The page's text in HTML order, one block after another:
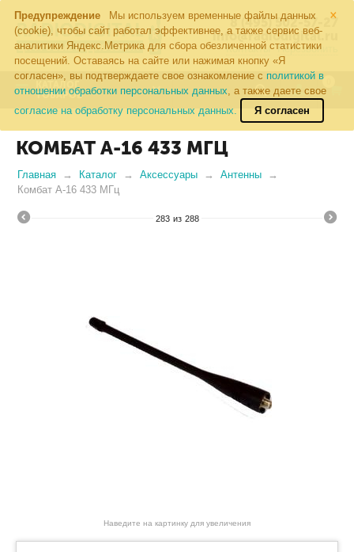
×
Предупреждение
Мы используем временные файлы данных
(cookie), чтобы сайт работал эффективнее, а также сервис веб-
аналитики Яндекс.Метрика для сбора обезличенной статистики
посещений. Оставаясь на сайте или нажимая кнопку «Я
согласен», вы подтверждаете свое ознакомление с политикой в
отношении обработки персональных данных, а также даете свое
согласие на обработку персональных данных.
Я согласен
8 (495) 502-57-27
info@radiodigital.ru
Контакты Перезвонить
КАТАЛОГ
ТОВАРОВ
КОМБАТ А-16 433 МГЦ
Главная Каталог Аксессуары
Антенны
Комбат А-16 433 МГц
283 из 288
Наведите на картинку для увеличения